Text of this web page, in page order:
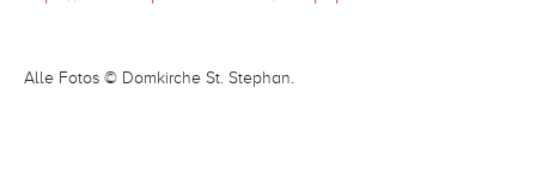
Alle Fotos © Domkirche St. Stephan.